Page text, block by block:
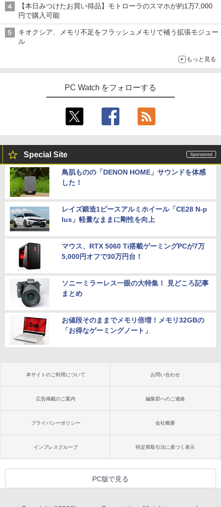
【本日みつけたお買い得品】モトローラのスマホが約1万7,000
円で購入可能
キオクシア、メモリ不足をフラッシュメモリで補う拡張モジュー
ル
もっと見る
PC Watch をフォローする
Special Site
鳥肌ものの「DENON HOME」サウンドを体感
した！
レイズ鍛造1ピースアルミホイール「CE28 N-p
lus」軽量なままに剛性を向上
マウス、RTX 5060 Ti搭載ゲーミングPCが7万
5,000円オフで30万円台！
ソニーミラーレス一眼の大特集！ 見どころ記事
まとめ
お値段そのままでメモリ倍増！メモリ32GBの
「お得なゲーミングノート」
本サイトのご利用について お問い合わせ
広告掲載のご案内 編集部へのご連絡
プライバシーポリシー 会社概要
インプレスグループ 特定商取引法に基づく表示
PC版で見る